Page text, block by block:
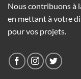
Nous contribuons à
en mettant à votre
pour vos projets.